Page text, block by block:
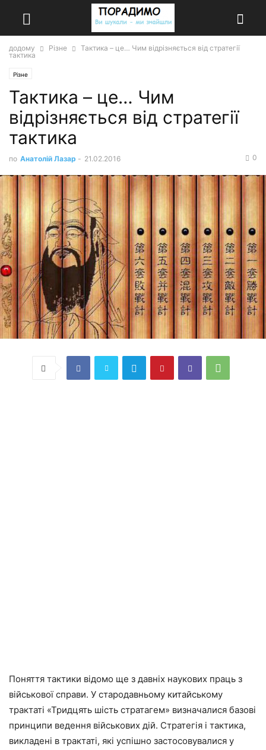
додому Різне
Тактика – це… Чим відрізняється від стратегії
тактика
Різне
Тактика – це… Чим
відрізняється від стратегії
тактика
по Анатолій Лазар - 21.02.2016 0
Поняття тактики відомо ще з давніх наукових праць з
військової справи. У стародавньому китайському
трактаті «Тридцять шість стратагем» визначалися базові
принципи ведення військових дій. Стратегія і тактика,
викладені в трактаті, які успішно застосовувалися у